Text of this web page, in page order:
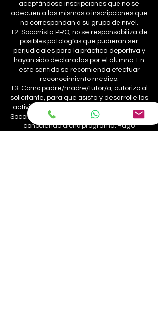
aceptándose inscripciones que no se
adecuen a las mismas o inscripciones que
no correspondan a su grupo de nivel.
12. Socorrista PRO, no se responsabiliza de
posibles patologías que pudieran ser
perjudiciales para la práctica deportiva y
hayan sido declaradas por el alumno. En
este sentido se recomienda efectuar
reconocimiento médico.
13. Como padre/madre/tutor/a, autorizo al
solicitante, para que asista y desarrolle las
actividades de los cursos de natación de
Socorrista PRO en las fechas consignadas,
conociendo dicho programa. Hago